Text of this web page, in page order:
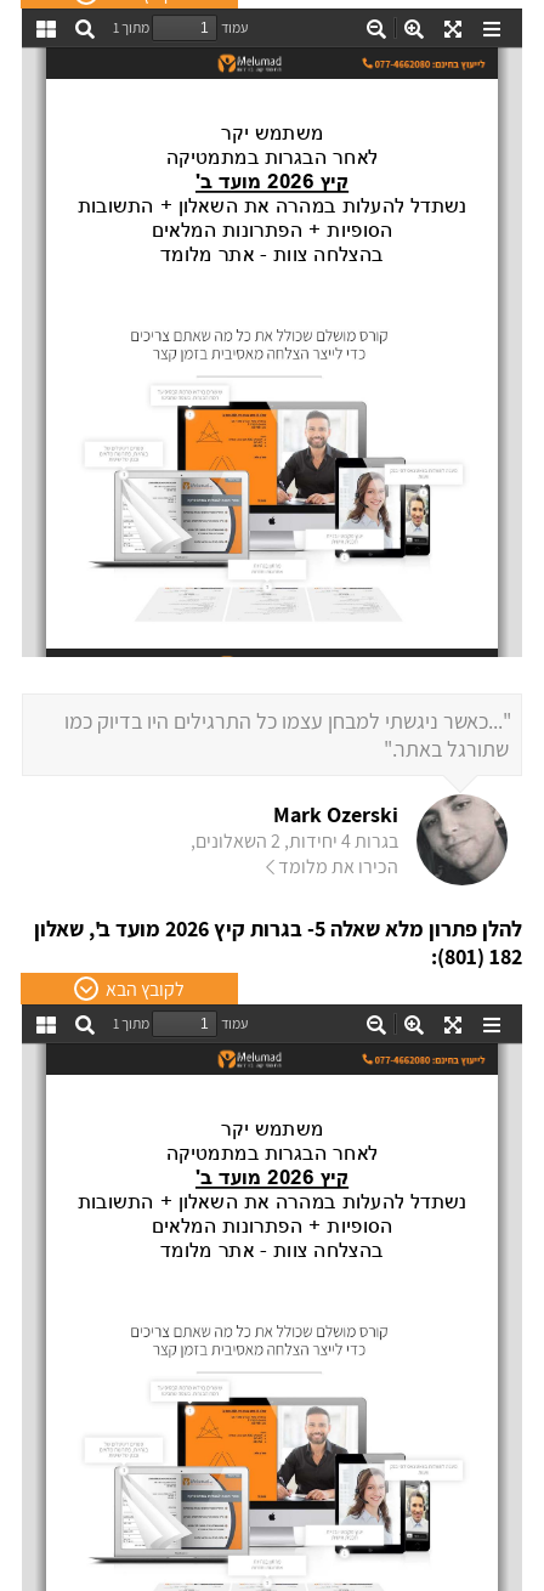
"...כאשר ניגשתי למבחן עצמו כל התרגילים היו בדיוק כמו
שתורגל באתר."
Mark Ozerski
בגרות 4 יחידות, 2 השאלונים,
הכירו את מלומד
להלן פתרון מלא שאלה 5- בגרות קיץ 2026 מועד ב', שאלון
182 (801):
לקובץ הבא